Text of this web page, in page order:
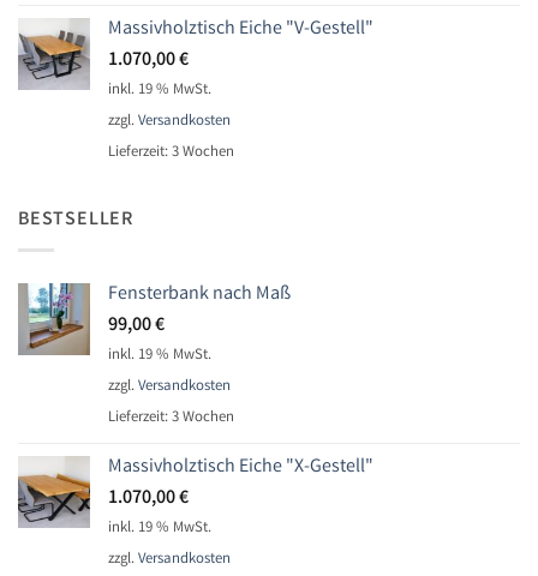
Massivholztisch Eiche "V-Gestell"
1.070,00€
inkl. 19 % MwSt.
zzgl.Versandkosten
Lieferzeit:3 Wochen
BESTSELLER
Fensterbank nach Maß
99,00€
inkl. 19 % MwSt.
zzgl.Versandkosten
Lieferzeit:3 Wochen
Massivholztisch Eiche "X-Gestell"
1.070,00€
inkl. 19 % MwSt.
zzgl.Versandkosten